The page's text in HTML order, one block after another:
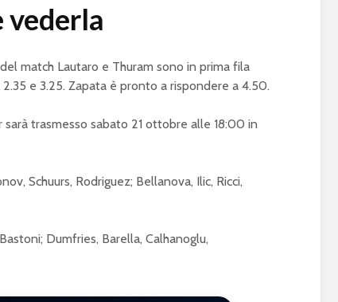
vederla
match Lautaro e Thuram sono in prima fila
e 3.25. Zapata è pronto a rispondere a 4.50.
trasmesso sabato 21 ottobre alle 18:00 in
Schuurs, Rodriguez; Bellanova, Ilic, Ricci,
Dumfries, Barella, Calhanoglu,